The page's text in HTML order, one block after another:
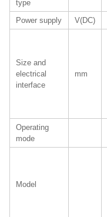
type
Power supply V(DC)
Size and
electrical
interface
mm
Operating
mode
Model